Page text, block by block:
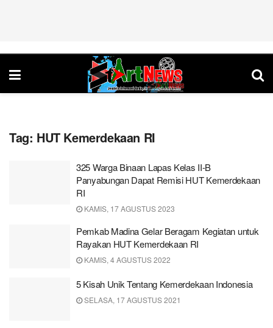
Tag: HUT Kemerdekaan RI
325 Warga Binaan Lapas Kelas II-B
Panyabungan Dapat Remisi HUT Kemerdekaan
RI
KAMIS, 17 AGUSTUS 2023
Pemkab Madina Gelar Beragam Kegiatan untuk
Rayakan HUT Kemerdekaan RI
KAMIS, 4 AGUSTUS 2022
5 Kisah Unik Tentang Kemerdekaan Indonesia
SELASA, 17 AGUSTUS 2021